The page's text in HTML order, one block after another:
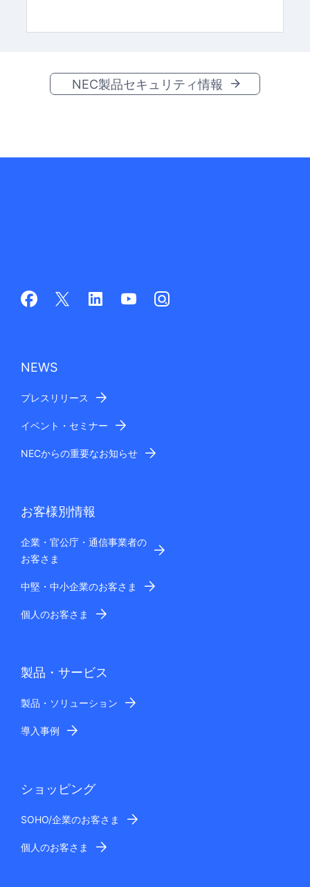
NEC製品セキュリティ情報
NEWS
プレスリリース
イベント・セミナー
NECからの重要なお知らせ
お客様別情報
企業・官公庁・通信事業者の
お客さま
中堅・中小企業のお客さま
個人のお客さま
製品・サービス
製品・ソリューション
導入事例
ショッピング
SOHO/企業のお客さま
個人のお客さま